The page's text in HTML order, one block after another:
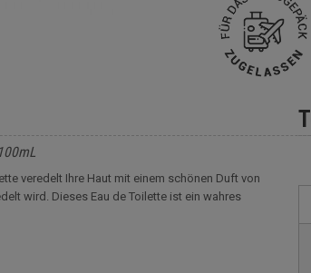
veredelt Ihre Haut mit einem schönen Duft von
wird. Dieses Eau de Toilette ist ein wahres